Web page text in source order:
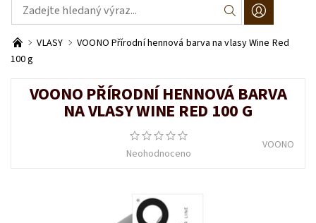
VLASY
VOONO Přírodní hennová barva na vlasy Wine Red
100 g
VOONO PŘÍRODNÍ HENNOVÁ BARVA
NA VLASY WINE RED 100 G
Neohodnoceno
VOONO